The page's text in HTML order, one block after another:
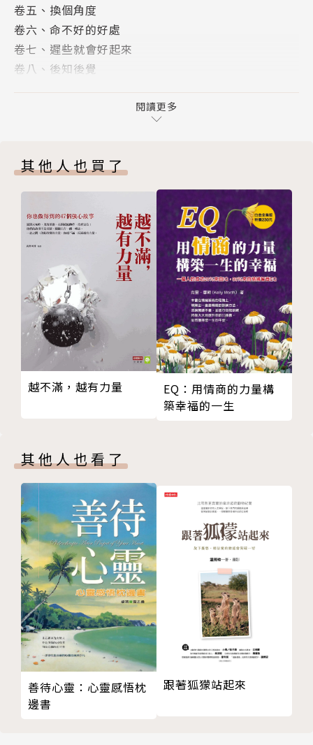
卷五、換個角度
卷六、命不好的好處
卷七、遲些就會好起來
卷八、後知後覺
卷十三、心情不好的時候
卷十五、回到家裡不要想工作的事
卷十六、放下
第三章：人性的醜惡
卷一、演戲的世界
卷二、虛偽
卷三、不是負擔不起的問題
卷四、還自己公道
卷五、潑冷水
卷六、罪不至死
卷七、不是自己的問題
卷十一、各得其所
卷十二、你幫我，我幫你
卷十三、看破
卷十四、另一種陷害
卷十五、錯的是她們
卷十六、存在感
第四章：你沒想過的心理學
卷一、潛意識
卷二、錯覺
卷三、口頭禪
卷四、小動作
卷五、沒作用的動作
卷六、一般思維
卷七、自視過高
閱讀更多
其他人也買了
越不滿，越有力量
EQ：用情商的力量構
築幸福的一生
其他人也看了
善待心靈：心靈感悟枕
邊書
跟著狐獴站起來